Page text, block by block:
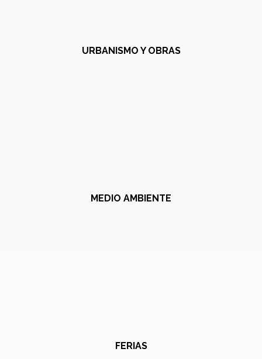
URBANISMO Y OBRAS
MEDIO AMBIENTE
FERIAS